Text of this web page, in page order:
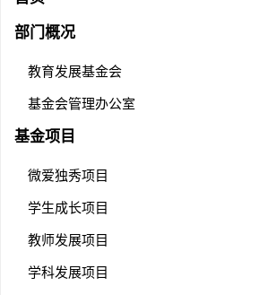
部门概况
教育发展基金会
基金会管理办公室
基金项目
微爱独秀项目
学生成长项目
教师发展项目
学科发展项目